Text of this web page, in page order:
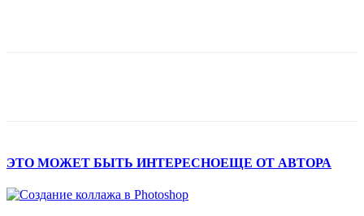
ЭТО МОЖЕТ БЫТЬ ИНТЕРЕСНОЕЩЕ ОТ АВТОРА